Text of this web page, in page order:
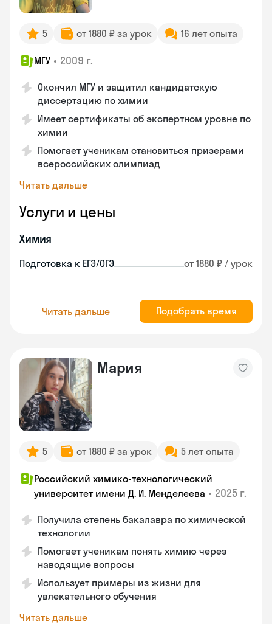
5 от 1880 ₽ за урок 16 лет опыта
МГУ • 2009 г.
Окончил МГУ и защитил кандидатскую
диссертацию по химии
Имеет сертификаты об экспертном уровне по
химии
Помогает ученикам становиться призерами
всероссийских олимпиад
Читать дальше
Услуги и цены
Химия
Подготовка к ЕГЭ/ОГЭ от 1880 ₽ / урок
Читать дальше Подобрать время
Мария
5 от 1880 ₽ за урок 5 лет опыта
Российский химико-технологический
университет имени Д. И. Менделеева • 2025 г.
Получила степень бакалавра по химической
технологии
Помогает ученикам понять химию через
наводящие вопросы
Использует примеры из жизни для
увлекательного обучения
Читать дальше